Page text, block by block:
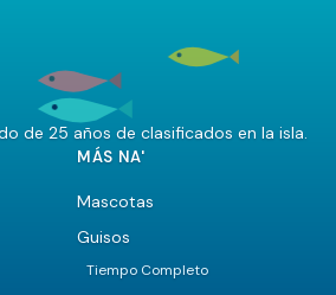
de 25 años de clasificados en la isla.
MÁS NA'
Mascotas
Guisos
Tiempo Completo